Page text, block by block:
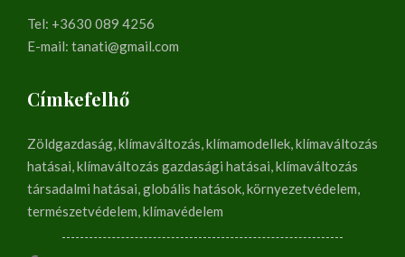
Tel: +3630 089 4256
E-mail: tanati@gmail.com
Címkefelhő
Zöldgazdaság, klímaváltozás, klímamodellek, klímaváltozás
hatásai, klímaváltozás gazdasági hatásai, klímaváltozás
társadalmi hatásai, globális hatások, környezetvédelem,
természetvédelem, klímavédelem